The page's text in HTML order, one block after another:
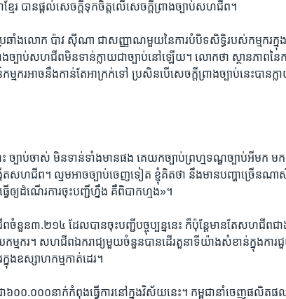
មែរ​ បាន​ផ្តល់​សេចក្តី​ទុកចិត្ត​លើ​សេចក្តី​ព្រាង​ច្បាប់​សហជីព។
ឆាំង​លោក​ ប៉ាវ ស៊ីណា​ ជា​សញ្ញាណ​មួយ​នៃ​ការ​បំបិទ​សិទ្ធិ​របស់​កម្មករ​ក្នុង​
បាប់​សហជីព​មិន​ទាន់​ក្លាយ​ជា​ច្បាប់​នៅ​ឡើយ។​ លោក​ថា​ ស្ថានភាព​នៃ​កា
ករ​អាច​នឹង​កាន់​តែ​អាក្រក់​ទៅ​ ប្រសិន​បើ​សេចក្តី​ព្រាង​ច្បាប់​នេះ​បាន​ក្ល
ច្បាប់​ចាស់​ មិន​ទាន់​ទាំង​មាន​ផង​ គេ​យក​ច្បាប់​ព្រហ្មទណ្ឌ​ច្បាប់​អី​មក មក​
ង្កើត​សហជីព។​ ល្មម​អាច​ច្បាប់​ចេញ​ទៀត​ ខ្ញុំ​គិត​ថា​ នឹង​មាន​បញ្ហា​ច្រើន​
ឲ្យ​ដំណើរការ​ចុះ​បញ្ជី​ហ្នឹង​ គឺ​ពិបាក​ហ្មង»។
ចំនួន​៣.២១៤​ ដែល​បាន​ចុះ​បញ្ជី​បច្ចុប្បន្ន​នេះ​ ក៏​ប៉ុន្តែ​មាន​តែ​សហជីព​ជ
ម្មករ។​ សហជីព​ឯករាជ្យ​មួយ​ចំនួន​បាន​ដើរ​តួនាទី​យ៉ាង​សំខាន់​ក្នុង​ការ​ជួ
នុង​ឧស្សាហកម្ម​កាត់​ដេរ។
ជា​៦០០.០០០​នាក់​កំពុង​ធ្វើ​ការ​នៅ​ក្នុង​វិស័យ​នេះ។​ កម្ពុជា​នាំ​ចេញ​ផលិត​